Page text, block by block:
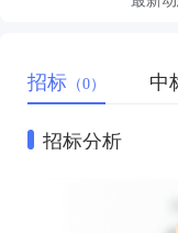
招标 （0） 中
招标分析